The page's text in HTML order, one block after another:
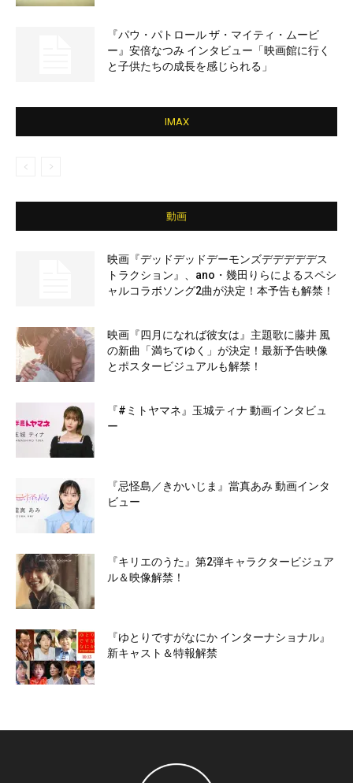
『パウ・パトロール ザ・マイティ・ムービ
ー』安倍なつみ インタビュー「映画館に行く
と子供たちの成長を感じられる」
IMAX
動画
映画『デッドデッドデーモンズデデデデデス
トラクション』、ano・幾田りらによるスペシ
ャルコラボソング2曲が決定！本予告も解禁！
映画『四月になれば彼女は』主題歌に藤井 風
の新曲「満ちてゆく」が決定！最新予告映像
とポスタービジュアルも解禁！
『#ミトヤマネ』玉城ティナ 動画インタビュ
ー
『忌怪島／きかいじま』當真あみ 動画インタ
ビュー
『キリエのうた』第2弾キャラクタービジュア
ル＆映像解禁！
『ゆとりですがなにか インターナショナル』
新キャスト＆特報解禁